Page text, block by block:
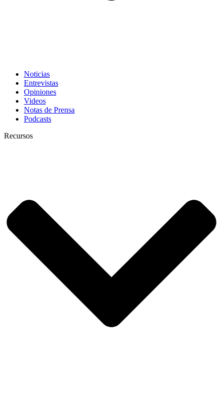
Noticias
Entrevistas
Opiniones
Videos
Notas de Prensa
Podcasts
Recursos